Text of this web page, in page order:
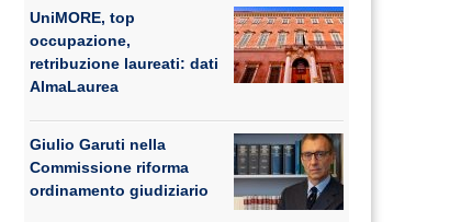
UniMORE, top
occupazione,
retribuzione laureati: dati
AlmaLaurea
Giulio Garuti nella
Commissione riforma
ordinamento giudiziario